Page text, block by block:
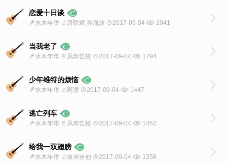
恋爱十日谈
水木年华 唐联斌 孙海波 2017-09-04 2041
当我老了
水木年华 风华艺校 2017-09-04 1794
少年维特的烦恼
水木年华 阿潘 2017-09-04 1447
逃亡列车
水木年华 风华艺校 2017-09-04 1452
给我一双翅膀
水木年华 彼岸吉他 2017-09-04 1358